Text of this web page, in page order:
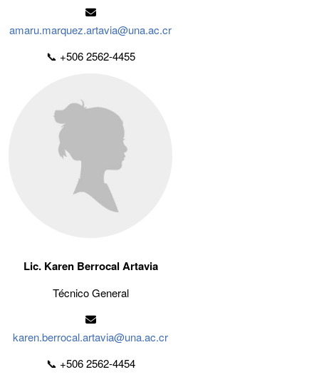
amaru.marquez.artavia@una.ac.cr
📞 +506 2562-4455
Lic. Karen Berrocal Artavia
Técnico General
karen.berrocal.artavia@una.ac.cr
📞 +506 2562-4454